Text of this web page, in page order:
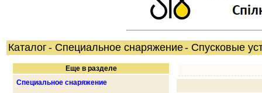
Каталог - Специальное снаряжение- Спусковые
Еще в разделе
Специальное снаряжение